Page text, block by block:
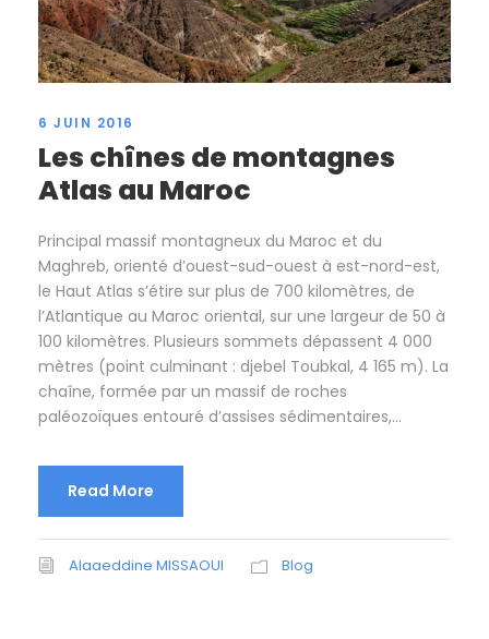
6 JUIN 2016
Les chînes de montagnes
Atlas au Maroc
Principal massif montagneux du Maroc et du
Maghreb, orienté d’ouest-sud-ouest à est-nord-est,
le Haut Atlas s’étire sur plus de 700 kilomètres, de
l’Atlantique au Maroc oriental, sur une largeur de 50 à
100 kilomètres. Plusieurs sommets dépassent 4 000
mètres (point culminant : djebel Toubkal, 4 165 m). La
chaîne, formée par un massif de roches
paléozoïques entouré d’assises sédimentaires,...
Read More
Alaaeddine MISSAOUI Blog